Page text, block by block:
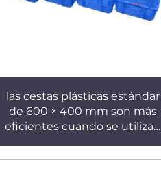
las cestas plásticas estándar
de 600 × 400 mm son más
eficientes cuando se utilizan